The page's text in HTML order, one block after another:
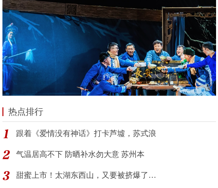
热点排行
跟着《爱情没有神话》打卡芦墟，苏式浪
气温居高不下 防晒补水勿大意 苏州本
甜蜜上市！太湖东西山，又要被挤爆了…